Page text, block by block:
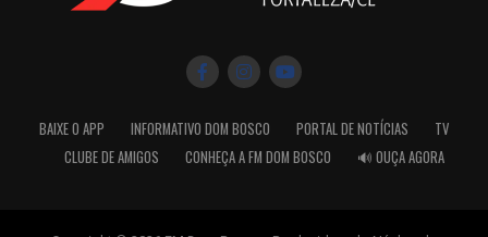
BAIXE O APP INFORMATIVO DOM BOSCO PORTAL DE NOTÍCIAS
TV
CLUBE DE AMIGOS
CONHEÇA A FM DOM BOSCO 🔊 OUÇA AGORA